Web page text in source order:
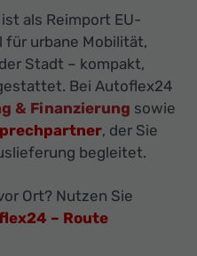
als Reimport EU-
für urbane Mobilität,
Stadt – kompakt,
Bei Autoflex24
& Finanzierung sowie
, der Sie
begleitet.
Ort? Nutzen Sie
– Route